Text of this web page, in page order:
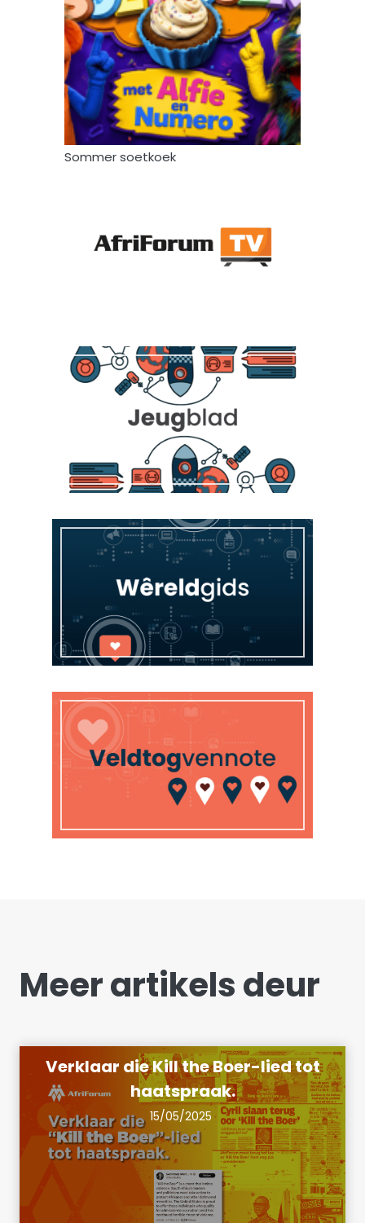
Sommer soetkoek
Meer artikels deur
Verklaar die Kill the Boer-lied tot
haatspraak.
15/05/2025